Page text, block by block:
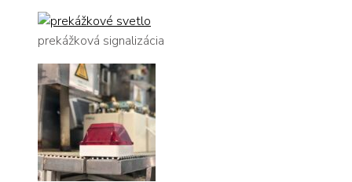
prekážková signalizácia